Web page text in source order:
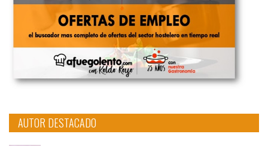
AUTOR DESTACADO